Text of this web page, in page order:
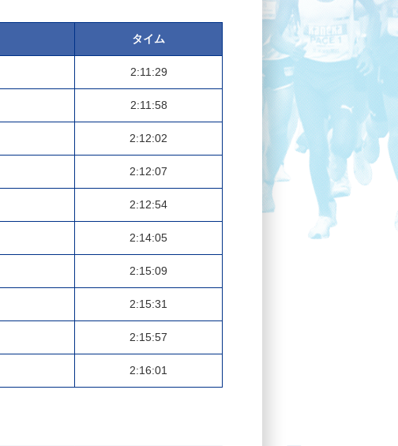
タイム
2:11:29
2:11:58
2:12:02
2:12:07
2:12:54
2:14:05
2:15:09
2:15:31
2:15:57
2:16:01